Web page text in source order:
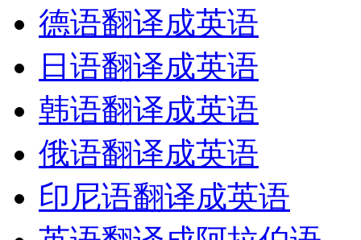
德语翻译成英语
日语翻译成英语
韩语翻译成英语
俄语翻译成英语
印尼语翻译成英语